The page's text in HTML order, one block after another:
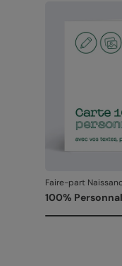
Faire-part
100%